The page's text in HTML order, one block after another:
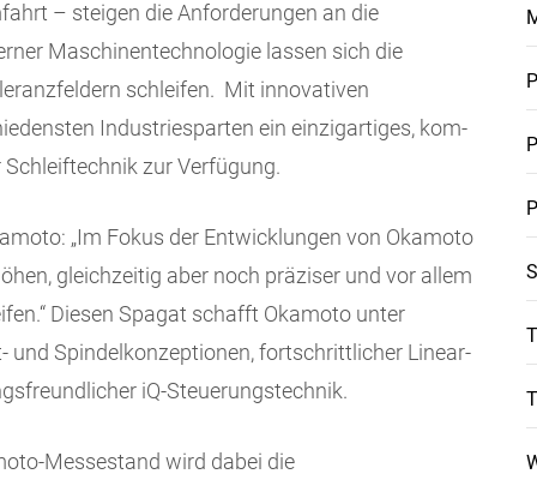
– steigen die Anforderungen an die
Maschinentechnologie lassen sich die
schleifen. Mit innovativen
In­dustriesparten ein einzigartiges, kom­
zur Verfügung.
„Im Fokus der Entwicklungen von Okamoto
gleichzeitig aber noch präziser und vor allem
Diesen Spagat schafft Okamoto unter
Spindelkonzeptionen, fortschrittlicher Linear-
iQ-Steuerungs­technik.
Messestand wird dabei die